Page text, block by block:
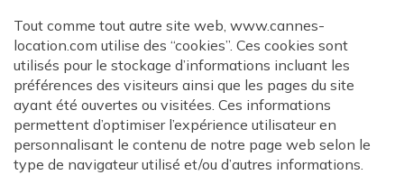
Tout comme tout autre site web, www.cannes-
location.com utilise des “cookies”. Ces cookies sont
utilisés pour le stockage d’informations incluant les
préférences des visiteurs ainsi que les pages du site
ayant été ouvertes ou visitées. Ces informations
permettent d’optimiser l’expérience utilisateur en
personnalisant le contenu de notre page web selon le
type de navigateur utilisé et/ou d’autres informations.